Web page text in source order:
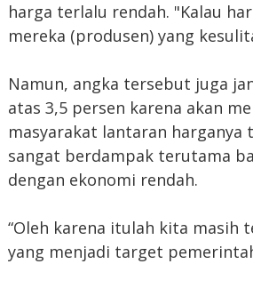
harga terlalu rendah. "Kalau
mereka (produsen) yang
Namun, angka tersebut juga
atas 3,5 persen karena akan
masyarakat lantaran harganya
sangat berdampak terutama
dengan ekonomi rendah.
“Oleh karena itulah kita masih
yang menjadi target